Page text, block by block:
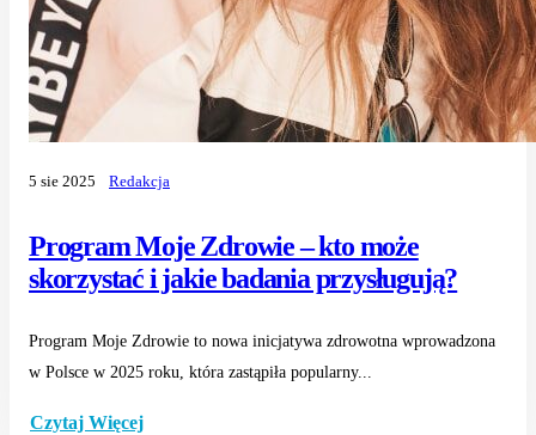
Program Moje Zdrowie – kto może
skorzystać i jakie badania przysługują?
5 sie 2025 Redakcja
Program Moje Zdrowie to nowa inicjatywa zdrowotna wprowadzona
w Polsce w 2025 roku, która zastąpiła popularny...
Czytaj Więcej